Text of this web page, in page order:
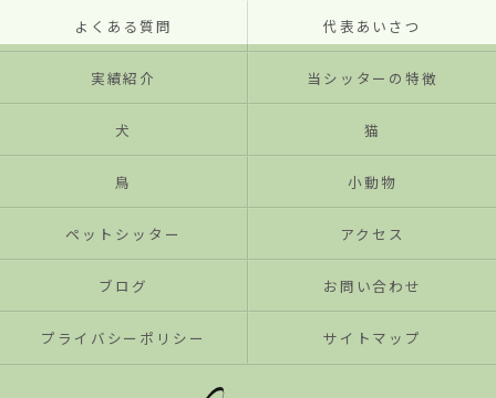
よくある質問 代表あいさつ
実績紹介 当シッターの特徴
犬 猫
鳥 小動物
ペットシッター アクセス
ブログ お問い合わせ
プライバシーポリシー サイトマップ